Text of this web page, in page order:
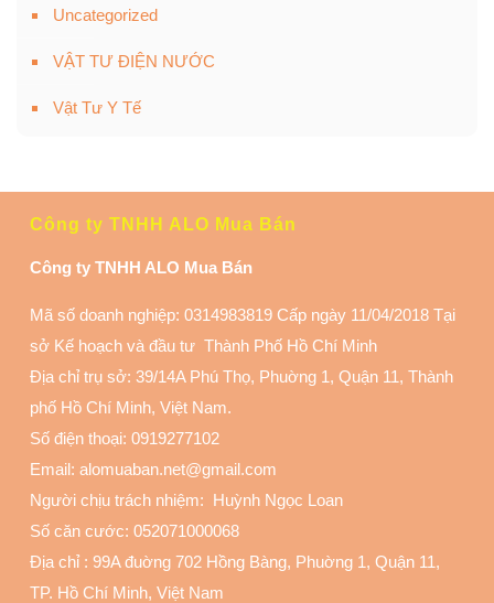
Uncategorized
VẬT TƯ ĐIỆN NƯỚC
Vật Tư Y Tế
Công ty TNHH ALO Mua Bán
Công ty TNHH ALO Mua Bán
Mã số doanh nghiệp: 0314983819 Cấp ngày 11/04/2018 Tại
sở Kế hoạch và đầu tư Thành Phố Hồ Chí Minh
Địa chỉ trụ sở: 39/14A Phú Thọ, Phuờng 1, Quận 11, Thành
phố Hồ Chí Minh, Việt Nam.
Số điện thoại: 0919277102
Email: alomuaban.net@gmail.com
Người chịu trách nhiệm: Huỳnh Ngọc Loan
Số căn cước: 052071000068
Địa chỉ : 99A đuờng 702 Hồng Bàng, Phuờng 1, Quận 11,
TP. Hồ Chí Minh, Việt Nam